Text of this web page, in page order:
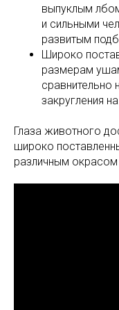
выпуклым
и сильными
развитым
Широко
размерам
сравнительно
закругления
Глаза животного
широко
различным